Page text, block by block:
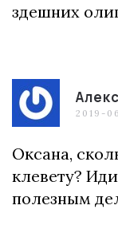
здешних
2019-
Оксана,
клевету?
полезным